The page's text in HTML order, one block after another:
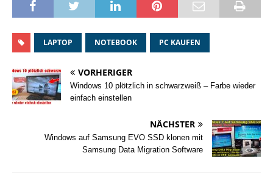
LAPTOP NOTEBOOK PC KAUFEN
VORHERIGER
Windows 10 plötzlich in schwarzweiß – Farbe wieder
einfach einstellen
NÄCHSTER
Windows auf Samsung EVO SSD klonen mit
Samsung Data Migration Software